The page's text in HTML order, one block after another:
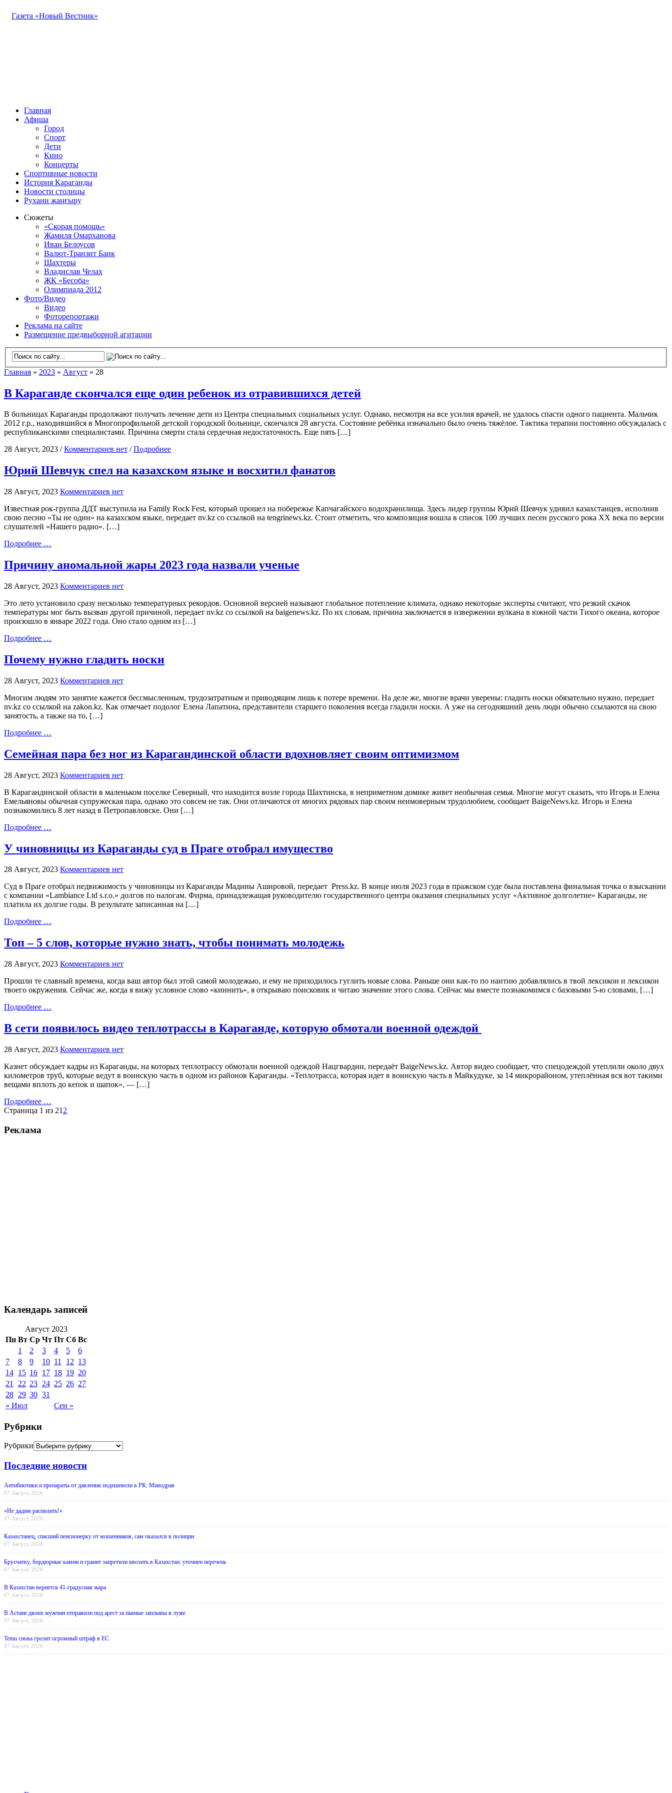
Газета «Новый Вестник»
Главная
Афиша
Город
Спорт
Дети
Кино
Концерты
Спортивные новости
История Караганды
Новости столицы
Рухани жаңғыру
Сюжеты
«Скорая помощь»
Жамиля Омарханова
Иван Белоусов
Валют-Транзит Банк
Шахтеры
Владислав Челах
ЖК «Бесоба»
Олимпиада 2012
Фото/Видео
Видео
Фоторепортажи
Реклама на сайте
Размещение предвыборной агитации
Главная » 2023 » Август » 28
В Караганде скончался еще один ребенок из отравившихся детей
В больницах Караганды продолжают получать лечение дети из Центра специальных социальных услуг. Однако, несмотря на все усилия врачей, не удалось спасти одного пациента. Мальчик
2012 г.р., находившийся в Многопрофильной детской городской больнице, скончался 28 августа. Состояние ребёнка изначально было очень тяжёлое. Тактика терапии постоянно обсуждалась с
республиканскими специалистами. Причина смерти стала сердечная недостаточность. Еще пять […]
28 Август, 2023 /Комментариев нет /Подробнее
Юрий Шевчук спел на казахском языке и восхитил фанатов
28 Август, 2023 Комментариев нет
Известная рок-группа ДДТ выступила на Family Rock Fest, который прошел на побережье Капчагайского водохранилища. Здесь лидер группы Юрий Шевчук удивил казахстанцев, исполнив
свою песню «Ты не один» на казахском языке, передает nv.kz со ссылкой на tengrinews.kz. Стоит отметить, что композиция вошла в список 100 лучших песен русского рока ХХ века по версии
слушателей «Нашего радио». […]
Подробнее …
Причину аномальной жары 2023 года назвали ученые
28 Август, 2023 Комментариев нет
Это лето установило сразу несколько температурных рекордов. Основной версией называют глобальное потепление климата, однако некоторые эксперты считают, что резкий скачок
температуры мог быть вызван другой причиной, передает nv.kz со ссылкой на baigenews.kz. По их словам, причина заключается в извержении вулкана в южной части Тихого океана, которое
произошло в январе 2022 года. Оно стало одним из […]
Подробнее …
Почему нужно гладить носки
28 Август, 2023 Комментариев нет
Многим людям это занятие кажется бессмысленным, трудозатратным и приводящим лишь к потере времени. На деле же, многие врачи уверены: гладить носки обязательно нужно, передает
nv.kz со ссылкой на zakon.kz. Как отмечает подолог Елена Лапатина, представители старшего поколения всегда гладили носки. А уже на сегодняшний день люди обычно ссылаются на свою
занятость, а также на то, […]
Подробнее …
Семейная пара без ног из Карагандинской области вдохновляет своим оптимизмом
28 Август, 2023 Комментариев нет
В Карагандинской области в маленьком поселке Северный, что находится возле города Шахтинска, в неприметном домике живет необычная семья. Многие могут сказать, что Игорь и Елена
Емельяновы обычная супружеская пара, однако это совсем не так. Они отличаются от многих рядовых пар своим неимоверным трудолюбием, сообщает BaigeNews.kz. Игорь и Елена
познакомились 8 лет назад в Петропавловске. Они […]
Подробнее …
У чиновницы из Караганды суд в Праге отобрал имущество
28 Август, 2023 Комментариев нет
Суд в Праге отобрал недвижимость у чиновницы из Караганды Мадины Ашировой, передает Press.kz. В конце июля 2023 года в пражском суде была поставлена финальная точка о взыскании
с компании «Lambiance Ltd s.r.o.» долгов по налогам. Фирма, принадлежащая руководителю государственного центра оказания специальных услуг «Активное долголетие» Караганды, не
платила их долгие годы. В результате записанная на […]
Подробнее …
Топ – 5 слов, которые нужно знать, чтобы понимать молодежь
28 Август, 2023 Комментариев нет
Прошли те славный времена, когда ваш автор был этой самой молодежью, и ему не приходилось гуглить новые слова. Раньше они как-то по наитию добавлялись в твой лексикон и лексикон
твоего окружения. Сейчас же, когда я вижу условное слово «киннить», я открываю поисковик и читаю значение этого слова. Сейчас мы вместе познакомимся с базовыми 5-ю словами, […]
Подробнее …
В сети появилось видео теплотрассы в Караганде, которую обмотали военной одеждой
28 Август, 2023 Комментариев нет
Казнет обсуждает кадры из Караганды, на которых теплотрассу обмотали военной одеждой Нацгвардии, передаёт BaigeNews.kz. Автор видео сообщает, что спецодеждой утеплили около двух
километров труб, которые ведут в воинскую часть в одном из районов Караганды. «Теплотрасса, которая идет в воинскую часть в Майкудуке, за 14 микрорайоном, утеплённая вся вот такими
вещами вплоть до кепок и шапок», — […]
Подробнее …
Страница 1 из 21 2
Реклама
Календарь записей
Август 2023
Пн Вт Ср Чт Пт Сб Вс
« Июл Сен »
1 2 3 4 5
6
7
8 9 10 11 12 13
14 15 16 17 18 19 20
21
22 23 24 25 26 27
28 29 30 31
Рубрики
Рубрики
Последние новости
Антибиотики и препараты от давления подешевели в РК: Минздрав
07 Август, 2026
«Не дадим распилить!»
07 Август, 2026
Казахстанец, спасший пенсионерку от мошенников, сам оказался в полиции
07 Август, 2026
Брусчатку, бордюрные камни и гранит запретили ввозить в Казахстан: уточнен перечень
07 Август, 2026
В Казахстан вернется 41-градусная жара
07 Август, 2026
В Астане двоих мужчин отправили под арест за пьяные заплывы в луже
07 Август, 2026
Temu снова грозит огромный штраф в ЕС
07 Август, 2026